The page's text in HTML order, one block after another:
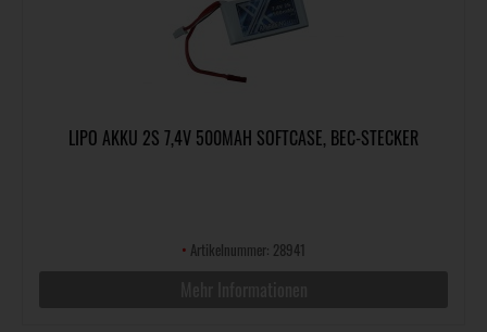
LIPO AKKU 2S 7,4V 500MAH SOFTCASE, BEC-STECKER
• Artikelnummer: 28941